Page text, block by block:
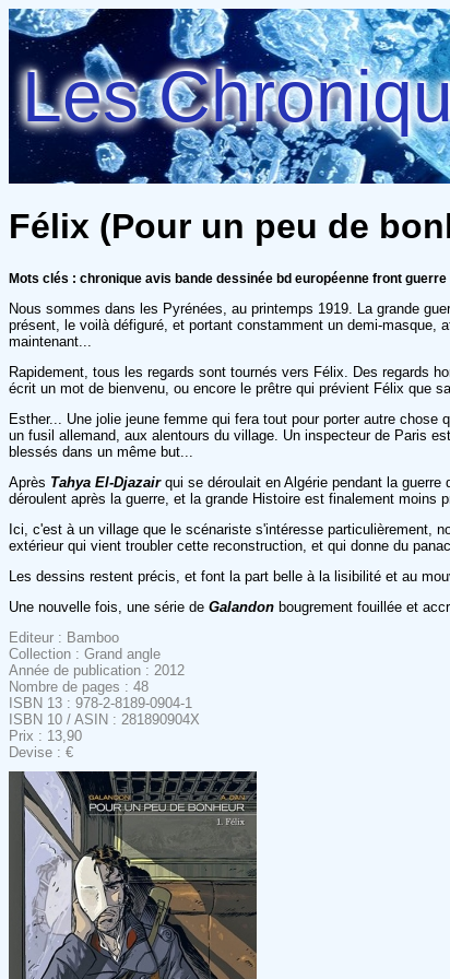
Les
Félix (Pour un peu de
Mots clés : chronique avis bande dessinée bd européenne front
Nous sommes dans les Pyrénées, au printemps 1919. La grande
présent, le voilà défiguré, et portant constamment un demi-
maintenant...
Rapidement, tous les regards sont tournés vers Félix. Des regards
écrit un mot de bienvenu, ou encore le prêtre qui prévient Félix que
Esther... Une jolie jeune femme qui fera tout pour porter autre
un fusil allemand, aux alentours du village. Un inspecteur de Paris
blessés dans un même but...
Après Tahya El-Djazairqui se déroulait en Algérie pendant la
déroulent après la guerre, et la grande Histoire est finalement moins
Ici, c'est à un village que le scénariste s'intéresse particulièrement,
extérieur qui vient troubler cette reconstruction, et qui donne du
Les dessins restent précis, et font la part belle à la lisibilité et au
Une nouvelle fois, une série de Galandon bougrement fouillée et
Editeur : Bamboo
Collection : Grand angle
Année de publication : 2012
Nombre de pages : 48
ISBN 13 : 978-2-8189-0904-1
ISBN 10 / ASIN : 281890904X
Prix : 13,90
Devise : €